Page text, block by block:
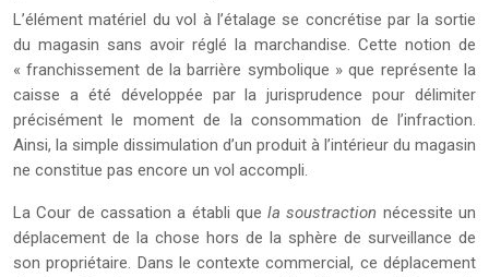
L’élément matériel du vol à l’étalage se concrétise par la sortie
du magasin sans avoir réglé la marchandise. Cette notion de
« franchissement de la barrière symbolique » que représente la
caisse a été développée par la jurisprudence pour délimiter
précisément le moment de la consommation de l’infraction.
Ainsi, la simple dissimulation d’un produit à l’intérieur du magasin
ne constitue pas encore un vol accompli.
La Cour de cassation a établi quela soustraction nécessite un
déplacement de la chose hors de la sphère de surveillance de
son propriétaire. Dans le contexte commercial, ce déplacement